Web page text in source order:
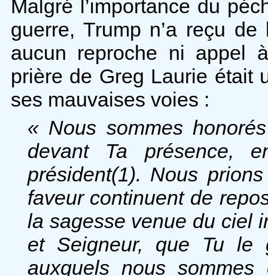
Malgré l’importance du
guerre, Trump n’a reçu
aucun reproche ni appel
prière de Greg Laurie était
ses mauvaises voies :
« Nous sommes
devant Ta présence,
président(1). Nous
faveur continuent de
la sagesse venue du ciel
et Seigneur, que Tu le
auxquels nous sommes